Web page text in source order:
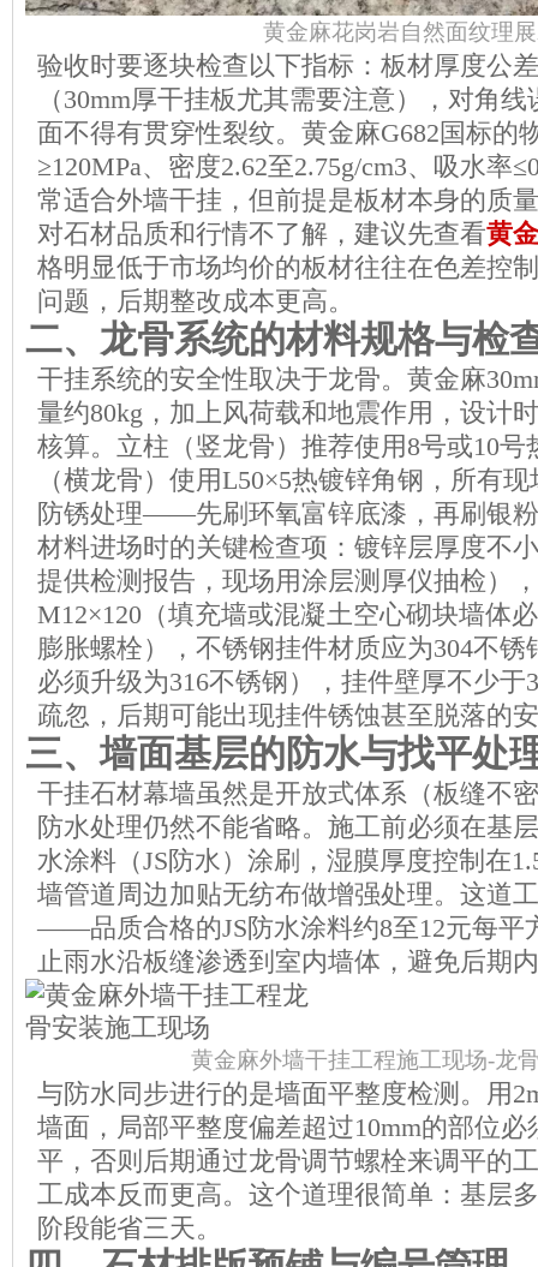
黄金麻花岗岩自然面纹理
验收时要逐块检查以下指标：板材厚度公
（30mm厚干挂板尤其需要注意），对角
面不得有贯穿性裂纹。黄金麻G682国标
≥120MPa、密度2.62至2.75g/cm3、吸水
常适合外墙干挂，但前提是板材本身的质
对石材品质和行情不了解，建议先查看黄
格明显低于市场均价的板材往往在色差控
问题，后期整改成本更高。
二、龙骨系统的材料规格与检
干挂系统的安全性取决于龙骨。黄金麻
量约80kg，加上风荷载和地震作用，设计
核算。立柱（竖龙骨）推荐使用8号或10号
（横龙骨）使用L50×5热镀锌角钢，所有
防锈处理——先刷环氧富锌底漆，再刷银
材料进场时的关键检查项：镀锌层厚度不
提供检测报告，现场用涂层测厚仪抽检）
M12×120（填充墙或混凝土空心砌块墙体
膨胀螺栓），不锈钢挂件材质应为304不
必须升级为316不锈钢），挂件壁厚不少于
疏忽，后期可能出现挂件锈蚀甚至脱落的
三、墙面基层的防水与找平处
干挂石材幕墙虽然是开放式体系（板缝不
防水处理仍然不能省略。施工前必须在基
水涂料（JS防水）涂刷，湿膜厚度控制在
墙管道周边加贴无纺布做增强处理。这道
——品质合格的JS防水涂料约8至12元每
止雨水沿板缝渗透到室内墙体，避免后期
黄金麻外墙干挂工程施工现场-龙
与防水同步进行的是墙面平整度检测。用
墙面，局部平整度偏差超过10mm的部位
平，否则后期通过龙骨调节螺栓来调平的
工成本反而更高。这个道理很简单：基层
阶段能省三天。